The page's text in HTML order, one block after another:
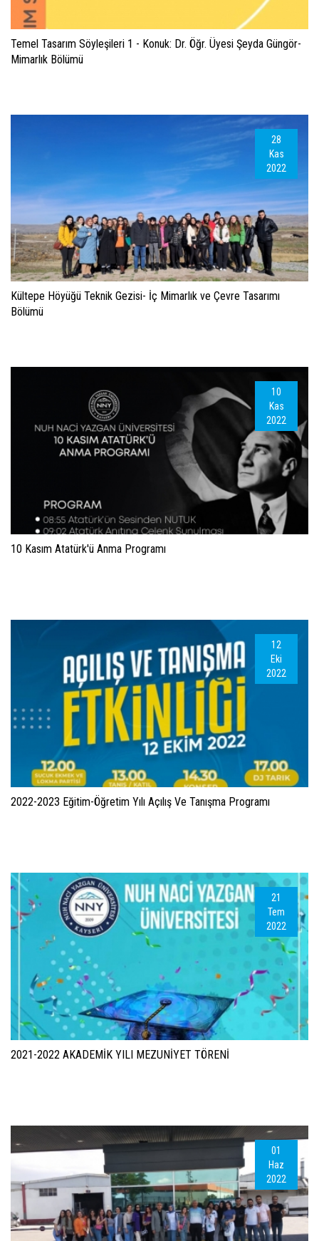
Temel Tasarım Söyleşileri 1 - Konuk: Dr. Öğr. Üyesi Şeyda Güngör-
Mimarlık Bölümü
28
Kas
2022
Kültepe Höyüğü Teknik Gezisi- İç Mimarlık ve Çevre Tasarımı
Bölümü
10
Kas
2022
10 Kasım Atatürk'ü Anma Programı
12
Eki
2022
2022-2023 Eğitim-Öğretim Yılı Açılış Ve Tanışma Programı
21
Tem
2022
2021-2022 AKADEMİK YILI MEZUNİYET TÖRENİ
01
Haz
2022